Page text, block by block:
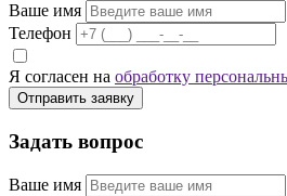
Ваше имя
Телефон
Я согласен на обработку
Отправить заявку
Задать вопрос
Ваше имя